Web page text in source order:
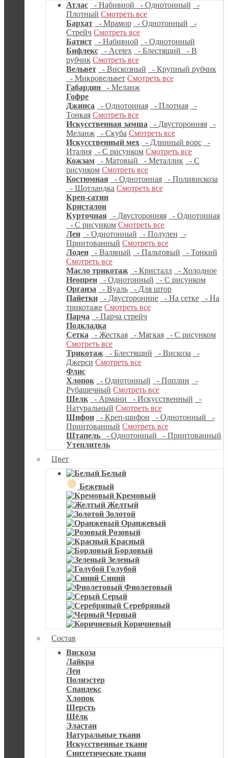
Атлас
- Набивной - Однотонный
-
Плотный Смотреть все
Бархат
- Мрамор - Однотонный
-
Стрейч Смотреть все
Батист
- Набивной
- Однотонный
Бифлекс
- Acetex - Блестящий
- В
рубчик Смотреть все
Вельвет
- Вискозный
- Крупный рубчик
- Микровельвет Смотреть все
Габардин
- Меланж
Гофре
Джинса
- Однотонная - Плотная
-
Тонкая Смотреть все
Искусственная замша
- Двусторонняя
-
Меланж
- Скуба Смотреть все
Искусственный мех
- Длинный ворс
-
Италия
- С рисунком Смотреть все
Кожзам
- Матовый - Металлик
- С
рисунком Смотреть все
Костюмная
- Однотонная
- Поливискоза
- Шотландка Смотреть все
Креп-сатин
Кристалон
Курточная
- Двусторонняя
- Однотонная
- С рисунком Смотреть все
Лен
- Однотонный - Полулен
-
Принтованный Смотреть все
Лоден
- Валяный - Пальтовый
- Тонкий
Смотреть все
Масло трикотаж
- Кристалл
- Холодное
Неопрен
- Однотонный
- С рисунком
Органза
- Вуаль
- Для штор
Пайетки
- Двусторонние - На сетке
- На
трикотаже Смотреть все
Парча
- Парча стрейч
Подкладка
Сетка
- Жесткая - Мягкая
- С рисунком
Смотреть все
Трикотаж
- Блестящий - Вискоза
-
Джерси Смотреть все
Флис
Хлопок
- Однотонный - Поплин
-
Рубашечный Смотреть все
Шелк
- Армани - Искусственный
-
Натуральный Смотреть все
Шифон
- Креп-шифон - Однотонный
-
Принтованный Смотреть все
Штапель
- Однотонный
- Принтованный
Утеплитель
Цвет
Белый
Бежевый
Кремовый
Желтый
Золотой
Оранжевый
Розовый
Красный
Бордовый
Зеленый
Голубой
Синий
Фиолетовый
Серый
Серебряный
Черный
Коричневый
Состав
Вискоза
Лайкра
Лен
Полиэстер
Спандекс
Хлопок
Шерсть
Шёлк
Эластан
Натуральные ткани
Искусственные ткани
Синтетические ткани